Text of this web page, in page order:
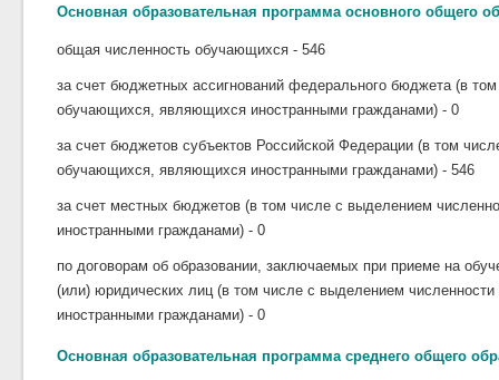
Основная образовательная программа основного общего
общая численность обучающихся - 546
за счет бюджетных ассигнований федерального бюджета (в
обучающихся, являющихся иностранными гражданами) - 0
за счет бюджетов субъектов Российской Федерации (в том
обучающихся, являющихся иностранными гражданами) - 546
за счет местных бюджетов (в том числе с выделением
иностранными гражданами) - 0
по договорам об образовании, заключаемых при приеме на
(или) юридических лиц (в том числе с выделением
иностранными гражданами) - 0
Основная образовательная программа среднего общего